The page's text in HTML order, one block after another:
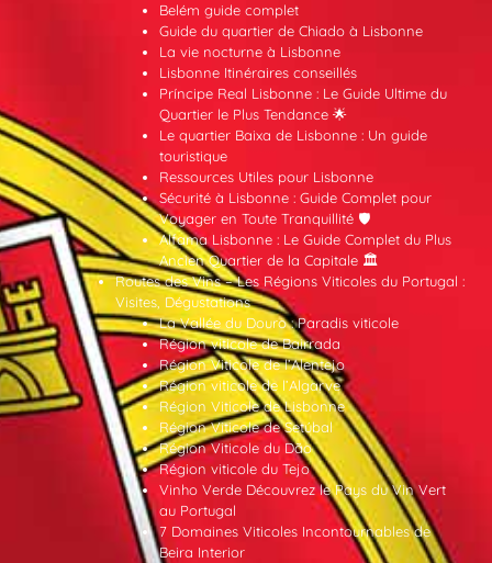
Belém guide complet
Guide du quartier de Chiado à Lisbonne
La vie nocturne à Lisbonne
Lisbonne Itinéraires conseillés
Príncipe Real Lisbonne : Le Guide Ultime du
Quartier le Plus Tendance 🌟
Le quartier Baixa de Lisbonne : Un guide
touristique
Ressources Utiles pour Lisbonne
Sécurité à Lisbonne : Guide Complet pour
Voyager en Toute Tranquillité 🛡️
Alfama Lisbonne : Le Guide Complet du Plus
Ancien Quartier de la Capitale 🏛️
Routes des Vins – Les Régions Viticoles du Portugal :
Visites, Dégustations
La Vallée du Douro : Paradis viticole
Région viticole de Bairrada
Région Viticole de l’Alentejo
Région viticole de l’Algarve
Région Viticole de Lisbonne
Région Viticole de Setúbal
Région Viticole du Dão
Région viticole du Tejo
Vinho Verde Découvrez le Pays du Vin Vert
au Portugal
7 Domaines Viticoles Incontournables de
Beira Interior